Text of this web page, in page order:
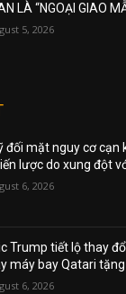
LÀ “NGOẠI GIAO
5, 2026
đối mặt nguy cơ cạn
lược do xung đột
6, 2026
Trump tiết lộ thay
máy bay Qatari tặng
6, 2026